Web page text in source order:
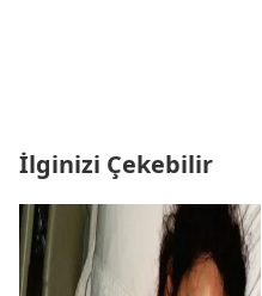
İlginizi Çekebilir